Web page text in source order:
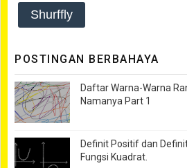
Shurffly
POSTINGAN BERBAHAYA
Daftar Warna-Warna
Namanya Part 1
Definit Positif dan
Fungsi Kuadrat.